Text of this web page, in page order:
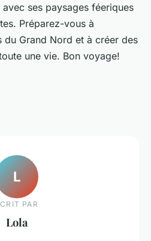
ses paysages féeriques
Préparez-vous à
Grand Nord et à créer des
une vie. Bon voyage!
L
PAR
Lola